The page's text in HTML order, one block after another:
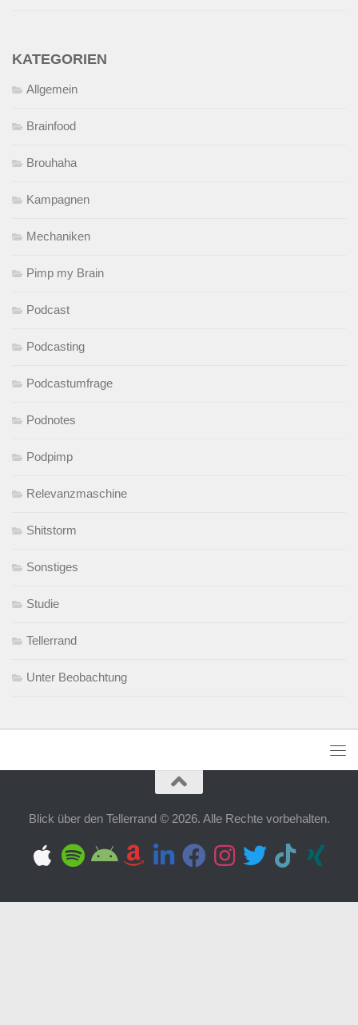
KATEGORIEN
Allgemein
Brainfood
Brouhaha
Kampagnen
Mechaniken
Pimp my Brain
Podcast
Podcasting
Podcastumfrage
Podnotes
Podpimp
Relevanzmaschine
Shitstorm
Sonstiges
Studie
Tellerrand
Unter Beobachtung
Blick über den Tellerrand © 2026. Alle Rechte vorbehalten.